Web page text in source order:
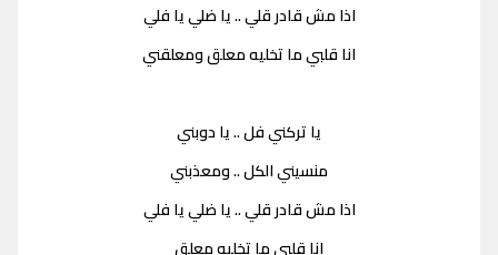
اذا مش قادر قلي .. يا ضلي يا فلي
انا قلبي ما تخليه معلق ومعلقني
يا تركني فل .. يا دوبني
منسيني الكل .. ومعذبني
اذا مش قادر قلي .. يا ضلي يا فلي
انا قلبي ما تخليه معلق